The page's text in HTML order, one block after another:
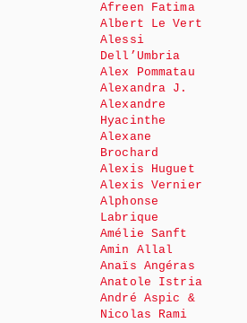
Afreen Fatima
Albert Le Vert
Alessi
Dell’Umbria
Alex Pommatau
Alexandra J.
Alexandre
Hyacinthe
Alexane
Brochard
Alexis Huguet
Alexis Vernier
Alphonse
Labrique
Amélie Sanft
Amin Allal
Anaïs Angéras
Anatole Istria
André Aspic &
Nicolas Rami